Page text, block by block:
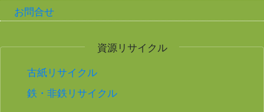
お問合せ
資源リサイクル
古紙リサイクル
鉄・非鉄リサイクル